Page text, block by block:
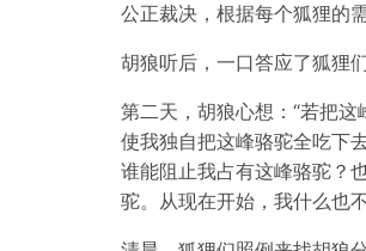
公正裁决，根据每个狐狸的
胡狼听后，一口答应了狐狸
第二天，胡狼心想：“若把
使我独自把这峰骆驼全吃下
谁能阻止我占有这峰骆驼？
驼。从现在开始，我什么也